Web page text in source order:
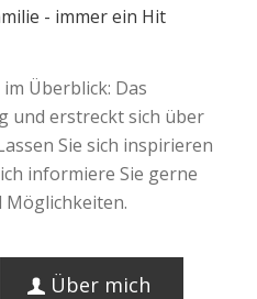
- immer ein Hit
Überblick: Das
und erstreckt sich über
Sie sich inspirieren
informiere Sie gerne
Möglichkeiten.
Über mich